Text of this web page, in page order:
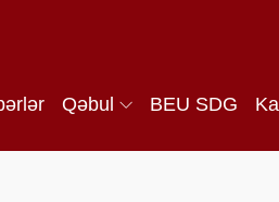
Qəbul BEU SDG